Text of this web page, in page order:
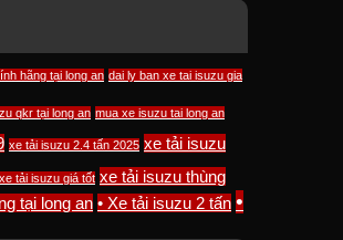
hãng tại long an dai ly ban xe tai isuzu gia
qkr tại long an mua xe isuzu tai long an
xe tải isuzu 2.4 tấn 2025 xe tải isuzu
xe tải isuzu giá tốt xe tải isuzu thùng
tại long an • Xe tải isuzu 2 tấn •